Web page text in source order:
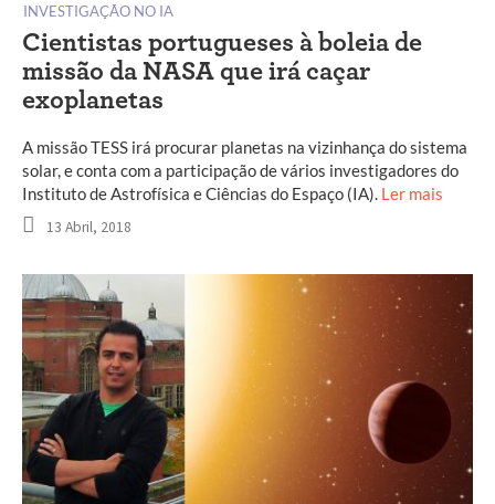
INVESTIGAÇÃO NO IA
Cientistas portugueses à boleia de
missão da NASA que irá caçar
exoplanetas
A missão TESS irá procurar planetas na vizinhança do sistema
solar, e conta com a participação de vários investigadores do
Instituto de Astrofísica e Ciências do Espaço (IA). Ler mais
13 Abril, 2018